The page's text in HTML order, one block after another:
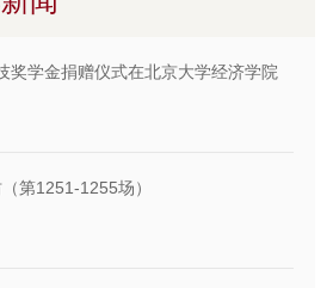
奖学金捐赠仪式在北京大学经济学院
第1251-1255场）